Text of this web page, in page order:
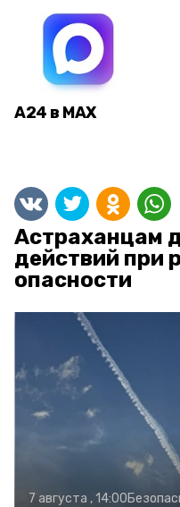
А24 в MAX
Астраханцам
действий при
опасности
7 августа , 14:00